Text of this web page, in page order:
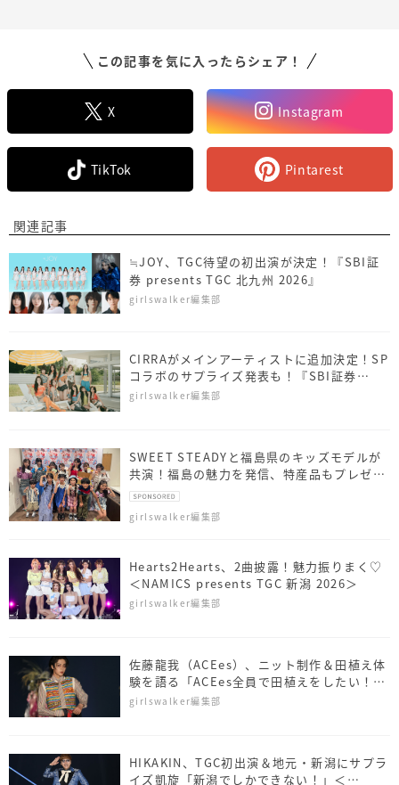
この記事を気に入ったらシェア！
X Instagram
TikTok Pintarest
関連記事
≒JOY、TGC待望の初出演が決定！『SBI証
券 presents TGC 北九州 2026』
girlswalker編集部
CIRRAがメインアーティストに追加決定！SP
コラボのサプライズ発表も！『SBI証券
presents TGC 北九州 2026』
girlswalker編集部
SWEET STEADYと福島県のキッズモデルが
共演！福島の魅力を発信、特産品もプレゼン
ト
girlswalker編集部
Hearts2Hearts、2曲披露！魅力振りまく♡
＜NAMICS presents TGC 新潟 2026＞
girlswalker編集部
佐藤⿓我（ACEes）、ニット制作＆田植え体
験を語る「ACEes全員で田植えをしたい！」
＜NAMICS presents TGC 新潟 2026＞
girlswalker編集部
HIKAKIN、TGC初出演＆地元・新潟にサプラ
イズ凱旋「新潟でしかできない！」＜